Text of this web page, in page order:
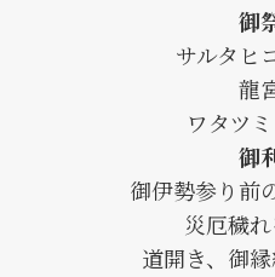
御
サルタヒ
龍
ワタツミ
御
御伊勢参り前
災厄穢れ
道開き、御